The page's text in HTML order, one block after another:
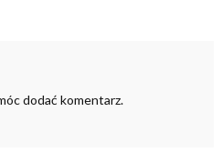
dodać komentarz.